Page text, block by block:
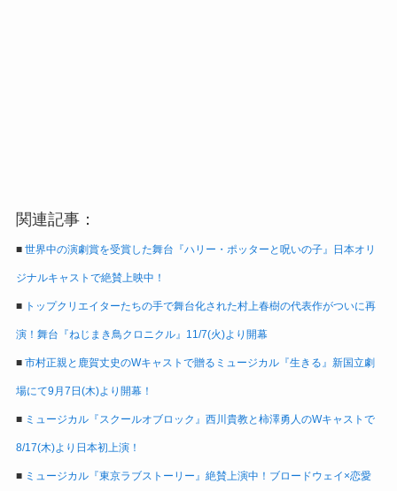
関連記事：
■ 世界中の演劇賞を受賞した舞台『ハリー・ポッターと呪いの子』日本オリ
ジナルキャストで絶賛上映中！
■ トップクリエイターたちの手で舞台化された村上春樹の代表作がついに再
演！舞台『ねじまき鳥クロニクル』11/7(火)より開幕
■ 市村正親と鹿賀丈史のWキャストで贈るミュージカル『生きる』新国立劇
場にて9月7日(木)より開幕！
■ ミュージカル『スクールオブロック』西川貴教と柿澤勇人のWキャストで
8/17(木)より日本初上演！
■ ミュージカル『東京ラブストーリー』絶賛上演中！ブロードウェイ×恋愛